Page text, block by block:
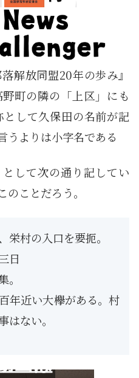
解放同盟20年の歩み』
町の隣の「上区」にも
して久保田の名前が記
うよりは小字名である
して次の通り記してい
ことだろう。
村の入口を要扼。
日
年近い大欅がある。村
はない。